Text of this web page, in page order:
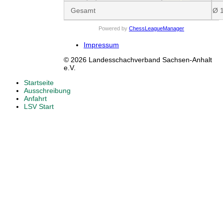
Gesamt Ø
Powered by ChessLeagueManager
Impressum
© 2026 Landesschachverband Sachsen-Anhalt
e.V.
Startseite
Ausschreibung
Anfahrt
LSV Start